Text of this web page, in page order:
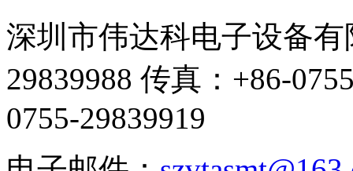
深圳市伟达科电子设备
29839988 传真：+86-
0755-29839919